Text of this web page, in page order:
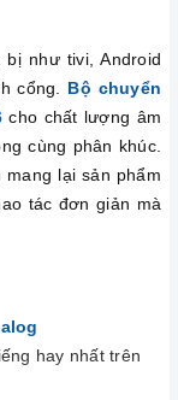
như tivi, Android
cổng. Bộ chuyển
cho chất lượng âm
cùng phân khúc.
lại sản phẩm
tác đơn giản mà
hay nhất trên